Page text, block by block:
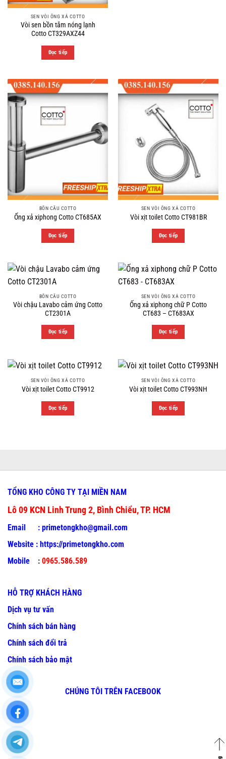
SEN VÒI ỐNG XẢ COTTO
Vòi sen bồn tắm nóng lạnh
Cotto CT329AXZ44
Đọc tiếp
BỒN CẦU COTTO
Ống xả xiphong Cotto CT685AX
Đọc tiếp
SEN VÒI ỐNG XẢ COTTO
Vòi xịt toilet Cotto CT981BR
Đọc tiếp
BỒN CẦU COTTO
Vòi chậu Lavabo cảm ứng Cotto
CT2301A
Đọc tiếp
SEN VÒI ỐNG XẢ COTTO
Ống xả xiphong chữ P Cotto
CT683 – CT683AX
Đọc tiếp
SEN VÒI ỐNG XẢ COTTO
Vòi xịt toilet Cotto CT9912
Đọc tiếp
SEN VÒI ỐNG XẢ COTTO
Vòi xịt toilet Cotto CT993NH
Đọc tiếp
TỔNG KHO CÔNG TY TẠI MIỀN NAM
Lô 09 KCN Linh Trung 2, Bình Chiểu, TP. HCM
Email : primetongkho@gmail.com
Website : https://primetongkho.com
Mobile : 0965.586.589
HỖ TRỢ KHÁCH HÀNG
Dịch vụ tư vấn
Chính sách bán hàng
Chính sách đổi trả
Chính sách bảo mật
CHÚNG TÔI TRÊN FACEBOOK